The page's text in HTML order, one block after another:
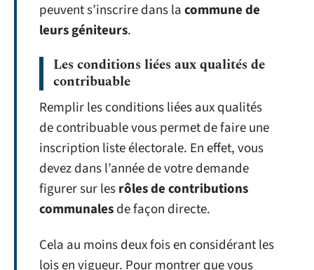
peuvent s’inscrire dans lacommune de
leurs géniteurs.
Les conditions liées aux qualités de
contribuable
Remplir les conditions liées aux qualités
de contribuable vous permet de faire une
inscription liste électorale. En effet, vous
devez dans l’année de votre demande
figurer sur lesrôles de contributions
communalesde façon directe.
Cela au moins deux fois en considérant les
lois en vigueur. Pour montrer que vous